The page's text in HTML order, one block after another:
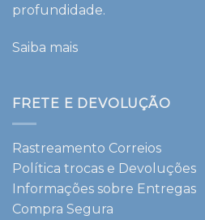
profundidade.
Saiba mais
FRETE E DEVOLUÇÃO
Rastreamento Correios
Política trocas e Devoluções
Informações sobre Entregas
Compra Segura